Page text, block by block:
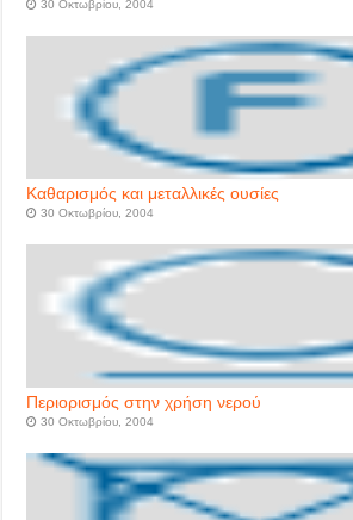
30 Οκτωβρίου, 2004
Καθαρισμός και μεταλλικές ουσίες
30 Οκτωβρίου, 2004
Περιορισμός στην χρήση νερού
30 Οκτωβρίου, 2004